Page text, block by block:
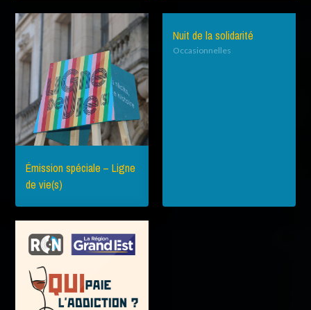
Émission spéciale – Ligne
de vie(s)
Nuit de la solidarité
Occasionnelles